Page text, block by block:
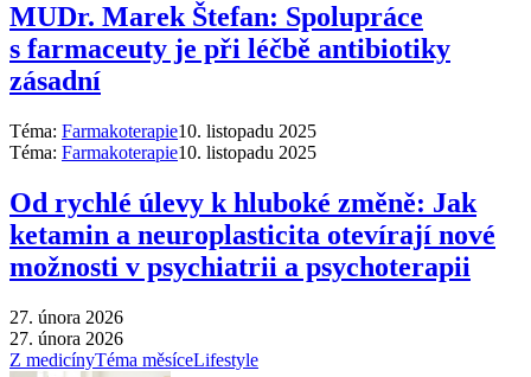
MUDr. Marek Štefan: Spolupráce
s farmaceuty je při léčbě antibiotiky
zásadní
Téma: Farmakoterapie10. listopadu 2025
Téma: Farmakoterapie10. listopadu 2025
Od rychlé úlevy k hluboké změně: Jak
ketamin a neuroplasticita otevírají nové
možnosti v psychiatrii a psychoterapii
27. února 2026
27. února 2026
Z medicínyTéma měsíceLifestyle